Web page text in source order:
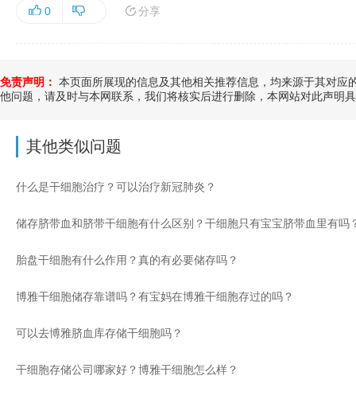
0 分享
免责声明： 本页面所展现的信息及其他相关推荐信息，均来源于其对
他问题，请及时与本网联系，我们将核实后进行删除，本网站对此声明
其他类似问题
什么是干细胞治疗？可以治疗新冠肺炎？
储存脐带血和脐带干细胞有什么区别？干细胞只有宝宝脐带血里有吗
胎盘干细胞有什么作用？真的有必要储存吗？
博雅干细胞储存靠谱吗？有宝妈在博雅干细胞存过的吗？
可以去博雅脐血库存储干细胞吗？
干细胞存储公司哪家好？博雅干细胞怎么样？